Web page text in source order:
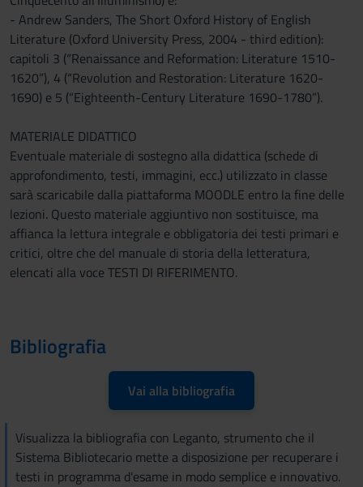
- Andrew Sanders, The Short Oxford History of English
Literature (Oxford University Press, 2004 - third edition):
capitoli 3 (“Renaissance and Reformation: Literature 1510-
1620”), 4 (“Revolution and Restoration: Literature 1620-
1690) e 5 (“Eighteenth-Century Literature 1690-1780”).
MATERIALE DIDATTICO
Eventuale materiale di sostegno alla didattica (schede di
approfondimento, testi, immagini, ecc.) utilizzato in classe
sarà scaricabile dalla piattaforma MOODLE entro la fine delle
lezioni. Questo materiale aggiuntivo non sostituisce, ma
affianca la lettura integrale e obbligatoria dei testi primari e
critici, oltre che del manuale di storia della letteratura,
elencati alla voce TESTI DI RIFERIMENTO.
Bibliografia
Vai alla bibliografia
Visualizza la bibliografia con Leganto, strumento che il
Sistema Bibliotecario mette a disposizione per recuperare i
testi in programma d'esame in modo semplice e innovativo.